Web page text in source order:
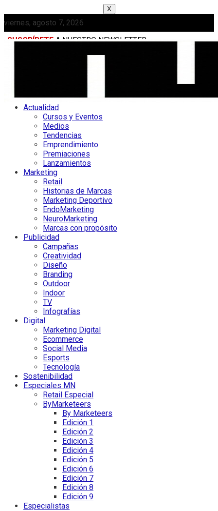
X
viernes, agosto 7, 2026
SUSCRÍBETE A NUESTRO NEWSLETTER
Actualidad
Cursos y Eventos
Medios
Tendencias
Emprendimiento
Premiaciones
Lanzamientos
Marketing
Retail
Historias de Marcas
Marketing Deportivo
EndoMarketing
NeuroMarketing
Marcas con propósito
Publicidad
Campañas
Creatividad
Diseño
Branding
Outdoor
Indoor
TV
Infografías
Digital
Marketing Digital
Ecommerce
Social Media
Esports
Tecnología
Sostenibilidad
Especiales MN
Retail Especial
ByMarketeers
By Marketeers
Edición 1
Edición 2
Edición 3
Edición 4
Edición 5
Edición 6
Edición 7
Edición 8
Edición 9
Especialistas